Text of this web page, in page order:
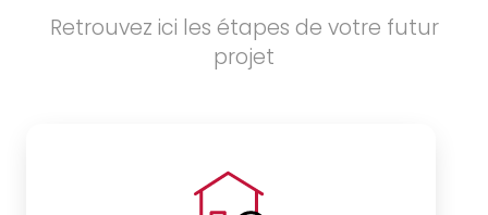
Retrouvez ici les étapes de votre futur
projet